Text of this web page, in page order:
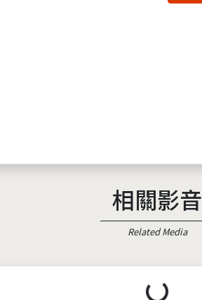
相關影音
Related Media